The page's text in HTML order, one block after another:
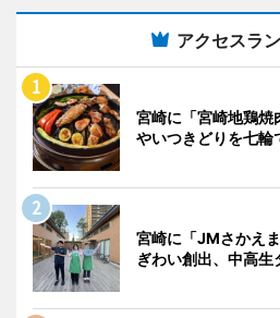
アクセスラ
宮崎に「宮崎地鶏
やいつきどりを七輪
宮崎に「JMさかえ
ぎわい創出、中高生